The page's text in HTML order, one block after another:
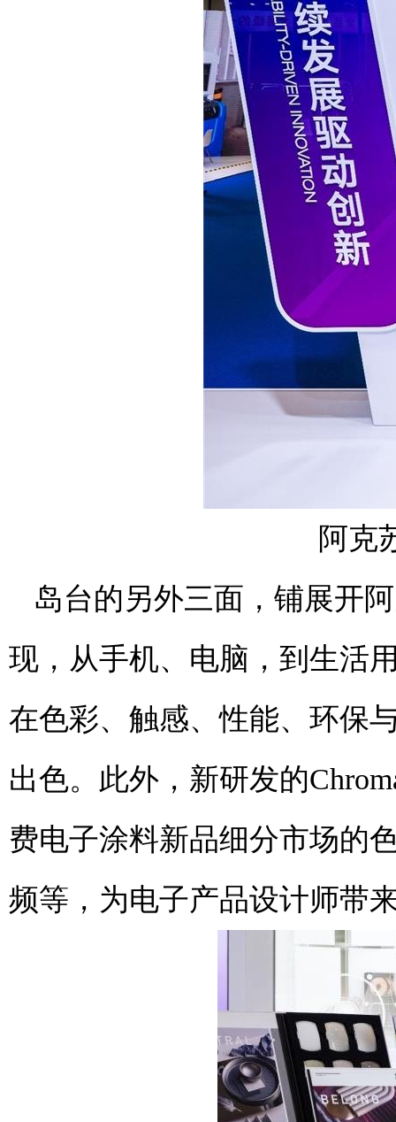
阿克
岛台的另外三面，铺展开
现，从手机、电脑，到生活
在色彩、触感、性能、环保
出色。此外，新研发的
费电子涂料新品细分市场的
频等，为电子产品设计师带